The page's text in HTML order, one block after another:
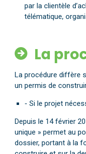
par la clientèle
télématique,
La
La procédure diffère
un permis de
- Si le projet
Depuis le 14 février
unique » permet au
dossier, portant à la